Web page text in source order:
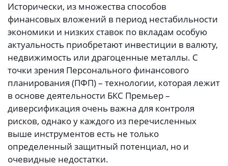
Исторически, из множества способов
финансовых вложений в период нестабильности
экономики и низких ставок по вкладам особую
актуальность приобретают инвестиции в валюту,
недвижимость или драгоценные металлы. С
точки зрения Персонального финансового
планирования (ПФП) – технологии, которая лежит
в основе деятельности БКС Премьер –
диверсификация очень важна для контроля
рисков, однако у каждого из перечисленных
выше инструментов есть не только
определенный защитный потенциал, но и
очевидные недостатки.